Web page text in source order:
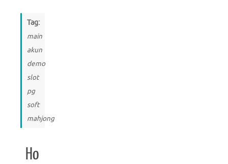
Tag:
main
akun
demo
slot
pg
soft
mahjong
Ho